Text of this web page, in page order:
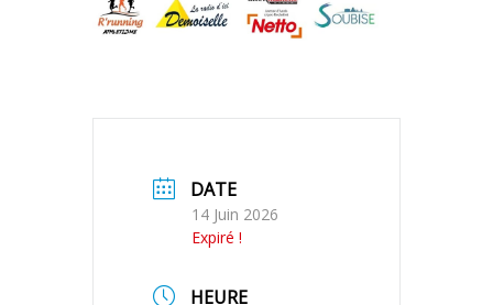
DATE
14 Juin 2026
Expiré !
HEURE